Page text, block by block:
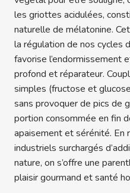
les griottes acidulées,
naturelle de mélatonine.
la régulation de nos cycles
favorise l’endormissement
profond et réparateur.
simples (fructose et
sans provoquer de pics de
portion consommée en fin
apaisement et sérénité. En
industriels surchargés
nature, on s’offre une
plaisir gourmand et santé